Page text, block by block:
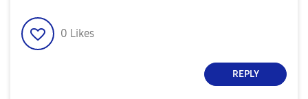
0 Likes
REPLY